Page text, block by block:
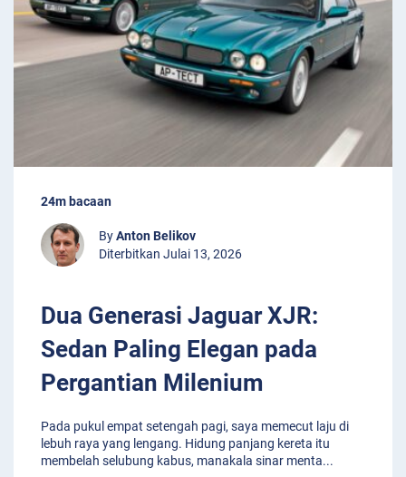
24m bacaan
ByAnton Belikov
Diterbitkan Julai 13, 2026
Dua Generasi Jaguar XJR:
Sedan Paling Elegan pada
Pergantian Milenium
Pada pukul empat setengah pagi, saya memecut laju di
lebuh raya yang lengang. Hidung panjang kereta itu
membelah selubung kabus, manakala sinar menta...